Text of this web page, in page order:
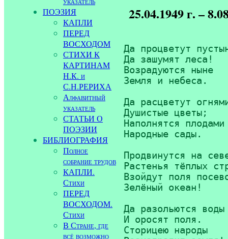
ПОЭЗИЯ
КАПЛИ
ПЕРЕД
ВОСХОДОМ
СТИХИ К
КАРТИНАМ
Н.К. и
С.Н.РЕРИХА
Алфавитный
указатель
СТАТЬИ О
ПОЭЗИИ
БИБЛИОГРАФИЯ
Полное
собрание трудов
КАПЛИ.
Стихи
ПЕРЕД
ВОСХОДОМ.
Стихи
В Стране, где
всё возможно
25.04.1949 г. –
Да процветут
Да зашумят леса!
Возрадуются ныне
Земля и небеса.
Да расцветут
Душистые цветы;
Наполнятся плодами
Народные сады.
Продвинутся на
Растенья тёплых
Взойдут поля
Зелёный океан!
Да разольются воды
И оросят поля.
Сторицею народы